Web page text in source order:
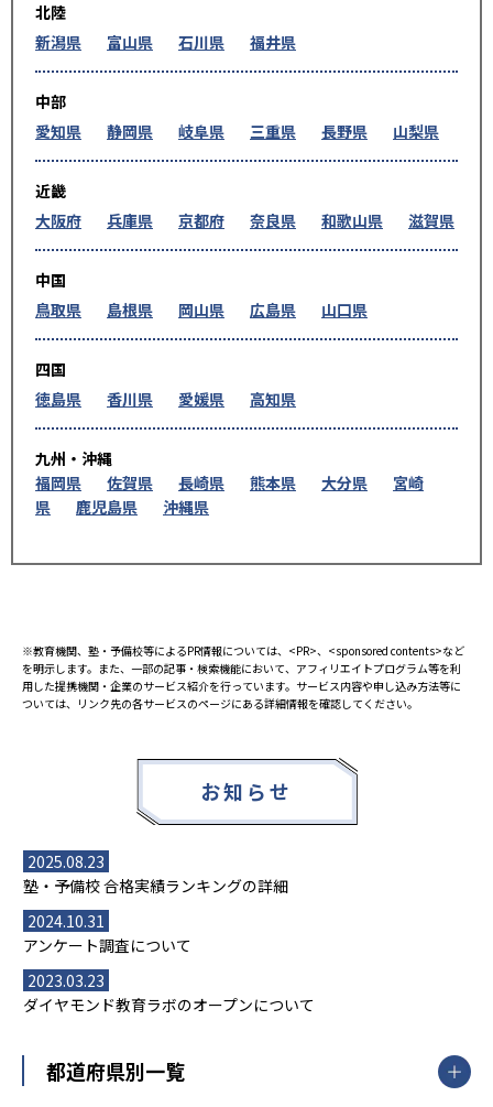
北陸
新潟県
富山県 石川県 福井県
中部
愛知県
静岡県 岐阜県 三重県 長野県 山梨県
近畿
大阪府
兵庫県 京都府 奈良県 和歌山県 滋賀県
中国
鳥取県
島根県 岡山県 広島県 山口県
四国
徳島県
香川県 愛媛県 高知県
九州・沖縄
福岡県
佐賀県 長崎県 熊本県 大分県
宮崎
県
鹿児島県 沖縄県
※教育機関、塾・予備校等によるPR情報については、<PR>、<sponsored contents>など
を明示します。また、一部の記事・検索機能において、アフィリエイトプログラム等を利
用した提携機関・企業のサービス紹介を行っています。サービス内容や申し込み方法等に
ついては、リンク先の各サービスのページにある詳細情報を確認してください。
お知らせ
2025.08.23
塾・予備校 合格実績ランキングの詳細
2024.10.31
アンケート調査について
2023.03.23
ダイヤモンド教育ラボのオープンについて
都道府県別一覧